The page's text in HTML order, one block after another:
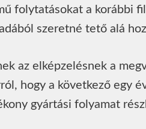
folytatásokat a korábbi
szeretné tető alá
az elképzelésnek a
hogy a következő egy
gyártási folyamat